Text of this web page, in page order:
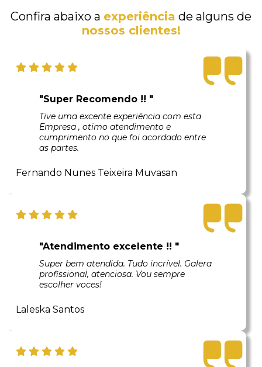
Confira abaixo a experiência de alguns de
nossos clientes!
"Super Recomendo !! "
Tive uma excente experiência com esta
Empresa , otimo atendimento e
cumprimento no que foi acordado entre
as partes.
Fernando Nunes Teixeira Muvasan
"Atendimento excelente !! "
Super bem atendida. Tudo incrível. Galera
profissional, atenciosa. Vou sempre
escolher voces!
Laleska Santos